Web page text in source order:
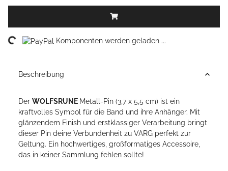
Komponenten werden geladen ...
Beschreibung
Der WOLFSRUNE Metall-Pin (3,7 x 5,5 cm) ist ein
kraftvolles Symbol für die Band und ihre Anhänger. Mit
glänzendem Finish und erstklassiger Verarbeitung bringt
dieser Pin deine Verbundenheit zu VARG perfekt zur
Geltung. Ein hochwertiges, großformatiges Accessoire,
das in keiner Sammlung fehlen sollte!